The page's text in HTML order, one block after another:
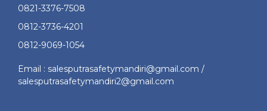
0821-3376-7508
0812-3736-4201
0812-9069-1054
Email : salesputrasafetymandiri@gmail.com /
salesputrasafetymandiri2@gmail.com